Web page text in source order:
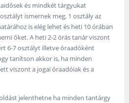
és mindkét tárgyukat
ismernek meg, 1 osztály az
is elég lehet és heti 10 órában
őket. A heti 2-2 órás tanár viszont
6-7 osztályt illetve óraadóként
tanítson akkor is, ha minden
viszont a jogai óraadóiak és a
jelenthetne ha minden tantárgy